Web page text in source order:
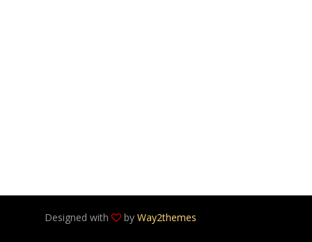
Designed with by Way2themes